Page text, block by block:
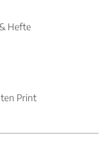
Hefte
Print